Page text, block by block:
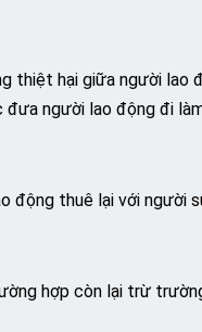
thiệt hại giữa người lao
người lao động đi
động thuê lại với người
hợp còn lại trừ